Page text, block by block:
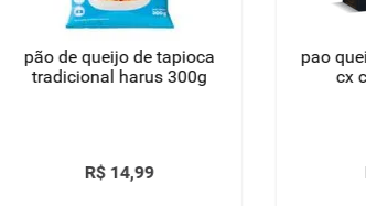
pão de queijo de tapioca
tradicional harus 300g
R$ 14,99
pao